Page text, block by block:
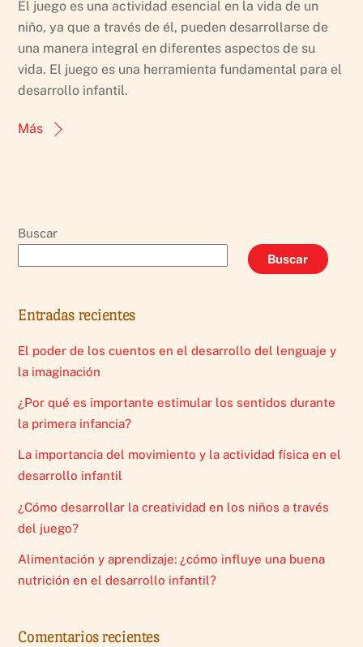
El juego es una actividad esencial en la vida de un
niño, ya que a través de él, pueden desarrollarse de
una manera integral en diferentes aspectos de su
vida. El juego es una herramienta fundamental para el
desarrollo infantil.
Más
Buscar
Buscar
Entradas recientes
El poder de los cuentos en el desarrollo del lenguaje y
la imaginación
¿Por qué es importante estimular los sentidos durante
la primera infancia?
La importancia del movimiento y la actividad física en el
desarrollo infantil
¿Cómo desarrollar la creatividad en los niños a través
del juego?
Alimentación y aprendizaje: ¿cómo influye una buena
nutrición en el desarrollo infantil?
Comentarios recientes